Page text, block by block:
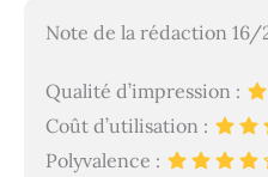
Note de la rédaction 16/
Qualité d’impression :
Coût d’utilisation :
Polyvalence :